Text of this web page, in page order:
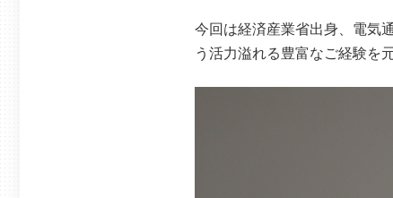
今回は経済産業省出身、電気
う活力溢れる豊富なご経験を